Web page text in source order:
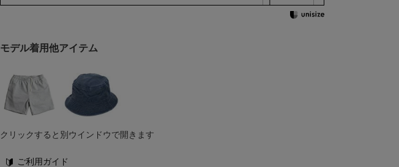
モデル着用他アイテム
クリックすると別ウインドウで開きます
ご利用ガイド